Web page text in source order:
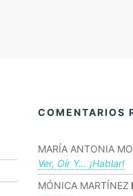
COMENTARIOS
MARÍA ANTONIA
Ver, Oír Y… ¡hablar!
MÓNICA MARTÍNEZ